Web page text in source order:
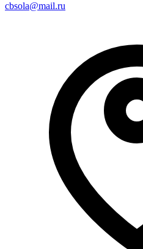
cbsola@mail.ru